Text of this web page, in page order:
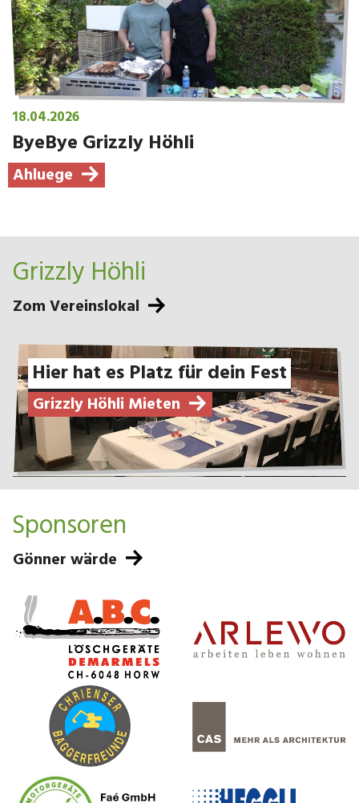
18.04.2026
ByeBye Grizzly Höhli
Ahluege
Grizzly Höhli
Zom Vereinslokal
Hier hat es Platz für dein Fest
Grizzly Höhli Mieten
Sponsoren
Gönner wärde